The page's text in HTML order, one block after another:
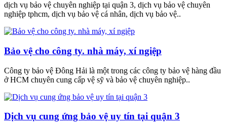
dịch vụ bảo vệ chuyên nghiệp tại quận 3, dịch vụ bảo vệ chuyên
nghiệp tphcm, dịch vụ bảo vệ cá nhân, dịch vụ bảo vệ..
Bảo vệ cho công ty. nhà máy, xí ngiệp
Công ty bảo vệ Đông Hải là một trong các công ty bảo vệ hàng đầu
ở HCM chuyên cung cấp vệ sỹ và bảo vệ chuyên nghiệp..
Dịch vụ cung ứng bảo vệ uy tín tại quận 3